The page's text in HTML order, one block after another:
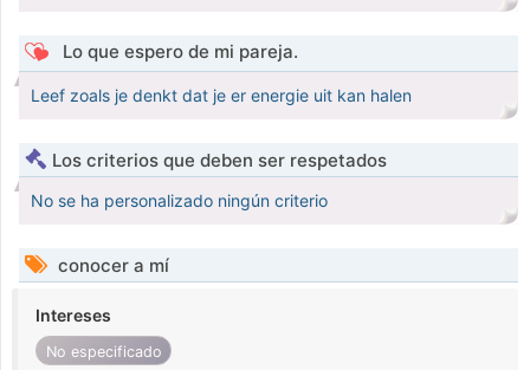
Lo que espero de mi pareja.
Leef zoals je denkt dat je er energie uit kan halen
Los criterios que deben ser respetados
No se ha personalizado ningún criterio
conocer a mí
Intereses
No especificado